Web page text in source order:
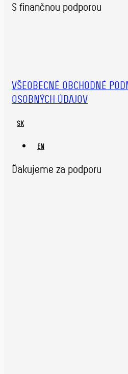
S finančnou podporou
VŠEOBECNÉ OBCHODNÉ
OSOBNÝCH ÚDAJOV
SK
EN
Ďakujeme za podporu